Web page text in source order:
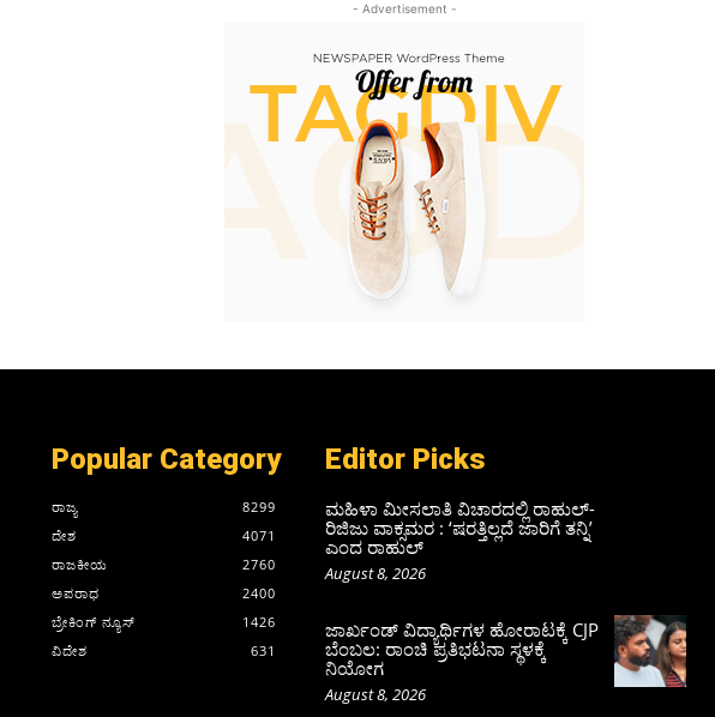
- Advertisement -
Popular Category
ರಾಜ್ಯ
8299
ದೇಶ
4071
ರಾಜಕೀಯ
2760
ಅಪರಾಧ
2400
ಬ್ರೇಕಿಂಗ್ ನ್ಯೂಸ್
1426
ವಿದೇಶ
631
Editor Picks
ಮಹಿಳಾ ಮೀಸಲಾತಿ ವಿಚಾರದಲ್ಲಿ ರಾಹುಲ್‌-
ರಿಜಿಜು ವಾಕ್ಸಮರ : ‘ಷರತ್ತಿಲ್ಲದೆ ಜಾರಿಗೆ ತನ್ನಿ’
ಎಂದ ರಾಹುಲ್‌
August 8, 2026
ಜಾರ್ಖಂಡ್‌ ವಿದ್ಯಾರ್ಥಿಗಳ ಹೋರಾಟಕ್ಕೆ CJP
ಬೆಂಬಲ: ರಾಂಚಿ ಪ್ರತಿಭಟನಾ ಸ್ಥಳಕ್ಕೆ
ನಿಯೋಗ
August 8, 2026